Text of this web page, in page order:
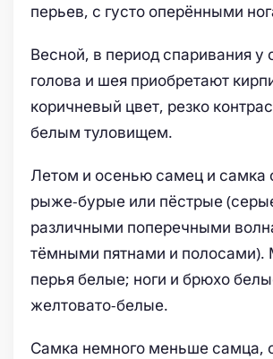
перьев, с густо оперёнными
Весной, в период спаривания у
голова и шея приобретают
коричневый цвет, резко
белым туловищем.
Летом и осенью самец и самка
рыже-бурые или пёстрые
различными поперечными
тёмными пятнами и полосами).
перья белые; ноги и брюхо
желтовато-белые.
Самка немного меньше самца,